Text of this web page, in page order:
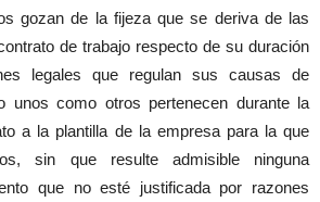
gozan de la fijeza que se deriva de las
de trabajo respecto de su duración
legales que regulan sus causas de
unos como otros pertenecen durante la
a la plantilla de la empresa para la que
sin que resulte admisible ninguna
que no esté justificada por razones